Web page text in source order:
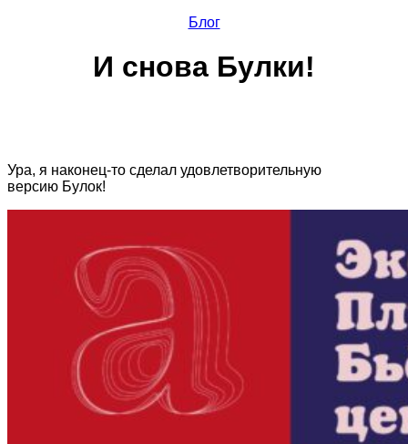
Блог
И снова Булки!
Ура, я наконец-то сделал удовлетворительную
версию Булок!